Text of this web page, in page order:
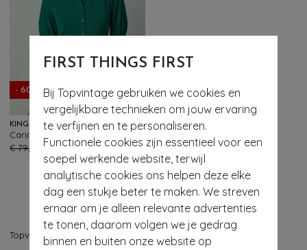
FIRST THINGS FIRST
Bij Topvintage gebruiken we cookies en
vergelijkbare technieken om jouw ervaring
te verfijnen en te personaliseren.
Functionele cookies zijn essentieel voor een
soepel werkende website, terwijl
analytische cookies ons helpen deze elke
dag een stukje beter te maken. We streven
ernaar om je alleen relevante advertenties
te tonen, daarom volgen we je gedrag
binnen en buiten onze website op
- 60%
KING LOUIE
€ 79,95
€ 31,95
137
Topvintage Bestsellers